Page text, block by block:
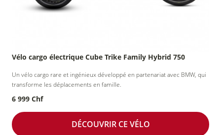
Vélo cargo électrique Cube Trike Family Hybrid 750
Un vélo cargo rare et ingénieux développé en partenariat avec BMW, qui
transforme les déplacements en famille.
6 999 Chf
DÉCOUVRIR CE VÉLO